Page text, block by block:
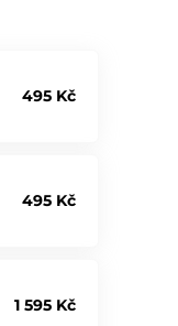
495 Kč
495 Kč
1 595 Kč